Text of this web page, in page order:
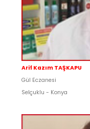
Arif Kazım TAŞKAPU
Gül Eczanesi
Selçuklu - Konya